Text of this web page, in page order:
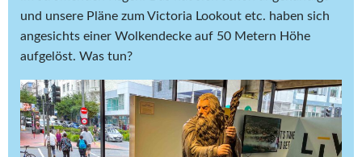
und unsere Pläne zum Victoria Lookout etc. haben sich
angesichts einer Wolkendecke auf 50 Metern Höhe
aufgelöst. Was tun?